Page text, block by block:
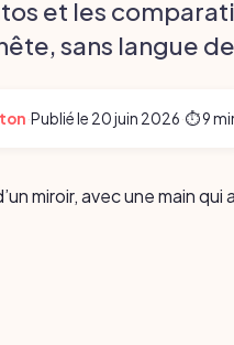
et les
sans langue
·Publié le 20 juin 2026·⏱ 9